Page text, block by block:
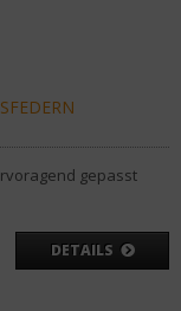
gepasst
DETAILS